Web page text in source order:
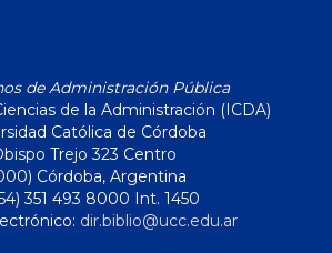
de Administración Pública
de la Administración (ICDA)
Católica de Córdoba
Trejo 323 Centro
Córdoba, Argentina
351 493 8000 Int. 1450
dir.biblio@ucc.edu.ar